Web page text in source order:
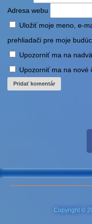
Adresa webu
Uložiť moje meno, e-
prehliadači pre moje
Upozorniť ma na
Upozorniť ma na nové
Copyright ©